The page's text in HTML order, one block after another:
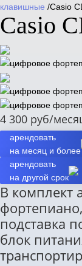
клавишные /Casio
Casio
4 300 руб/
арендовать
на месяц и более
арендовать
на другой срок
В комплект
подставка
блок